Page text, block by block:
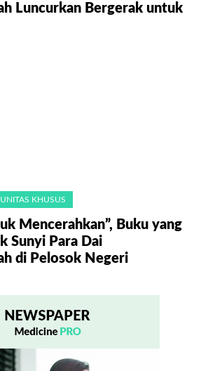
Luncurkan Bergerak untuk
KHUSUS
Mencerahkan”, Buku yang
Sunyi Para Dai
di Pelosok Negeri